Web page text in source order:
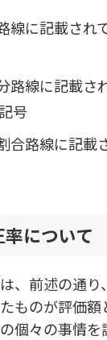
線に記載され
路線に記載さ
号
合路線に記載
について
、前述の通り
ものが評価
個々の事情を